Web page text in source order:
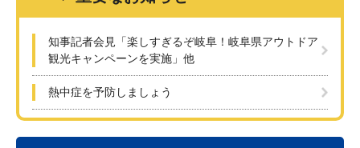
知事記者会見「楽しすぎるぞ岐阜！岐阜県アウトドア
観光キャンペーンを実施」他
熱中症を予防しましょう